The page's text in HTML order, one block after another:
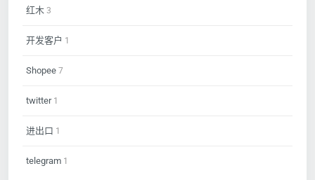
红木 3
开发客户 1
Shopee 7
twitter1
进出口 1
telegram 1